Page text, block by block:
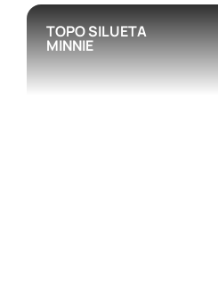
TOPO SILUETA
MINNIE